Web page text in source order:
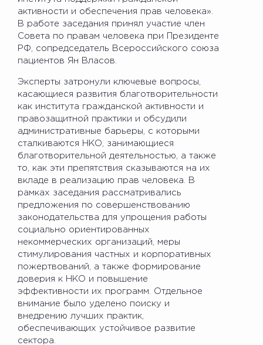
активности и обеспечения прав человека».
В работе заседания принял участие член
Совета по правам человека при Президенте
РФ, сопредседатель Всероссийского союза
пациентов Ян Власов.
Эксперты затронули ключевые вопросы,
касающиеся развития благотворительности
как института гражданской активности и
правозащитной практики и обсудили
административные барьеры, с которыми
сталкиваются НКО, занимающиеся
благотворительной деятельностью, а также
то, как эти препятствия сказываются на их
вкладе в реализацию прав человека. В
рамках заседания рассматривались
предложения по совершенствованию
законодательства для упрощения работы
социально ориентированных
некоммерческих организаций, меры
стимулирования частных и корпоративных
пожертвований, а также формирование
доверия к НКО и повышение
эффективности их программ. Отдельное
внимание было уделено поиску и
внедрению лучших практик,
обеспечивающих устойчивое развитие
сектора.